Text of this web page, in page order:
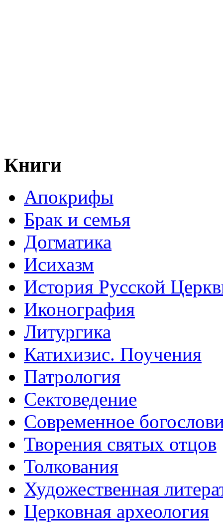
Книги
Апокрифы
Брак и семья
Догматика
Исихазм
История Русской
Иконография
Литургика
Катихизис. Поучения
Патрология
Сектоведение
Современное
Творения святых отцов
Толкования
Художественная
Церковная археология